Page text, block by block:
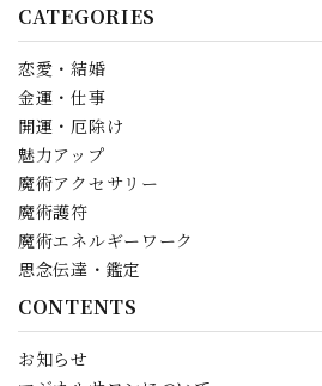
CATEGORIES
恋愛・結婚
金運・仕事
開運・厄除け
魅力アップ
魔術アクセサリー
魔術護符
魔術エネルギーワーク
思念伝達・鑑定
CONTENTS
お知らせ